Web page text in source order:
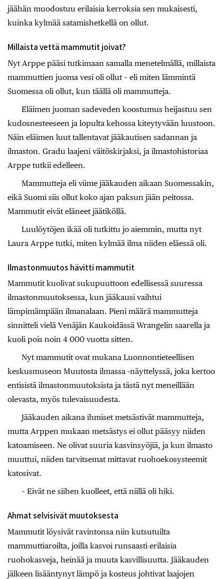
jäähän muodostuu erilaisia kerroksia sen mukaisesti,
kuinka kylmää satamishetkellä on ollut.
Millaista vettä mammutit joivat?
Nyt Arppe pääsi tutkimaan samalla menetelmällä, millaista
mammuttien juoma vesi oli ollut – eli miten lämmintä
Suomessa oli ollut, kun täällä oli mammutteja.
Eläimen juoman sadeveden koostumus heijastuu sen
kudosnesteeseen ja lopulta kehossa kiteytyvään luustoon.
Näin eläimen luut tallentavat jääkautisen sadannan ja
ilmaston. Gradu laajeni väitöskirjaksi, ja ilmastohistoriaa
Arppe tutkii edelleen.
Mammutteja eli viime jääkauden aikaan Suomessakin,
eikä Suomi siis ollut koko ajan paksun jään peitossa.
Mammutit eivät eläneet jäätiköllä.
Luulöytöjen ikää oli tutkittu jo aiemmin, mutta nyt
Laura Arppe tutki, miten kylmää ilma niiden eläessä oli.
Ilmastonmuutos hävitti mammutit
Mammutit kuolivat sukupuuttoon edellisessä suuressa
ilmastonmuutoksessa, kun jääkausi vaihtui
lämpimämpään ilmanalaan. Pieni määrä mammutteja
sinnitteli vielä Venäjän Kaukoidässä Wrangelin saarella ja
kuoli pois noin 4 000 vuotta sitten.
Nyt mammutit ovat mukana Luonnontieteellisen
keskusmuseon Muutosta ilmassa -näyttelyssä, joka kertoo
entisistä ilmastonmuutoksista ja tästä nyt meneillään
olevasta, myös tulevaisuudesta.
Jääkauden aikana ihmiset metsästivät mammutteja,
mutta Arppen mukaan metsästys ei ollut pääsyy niiden
katoamiseen. Ne olivat suuria kasvinsyöjiä, ja kun ilmasto
muuttui, niiden tarvitsemat mittavat ruohoekosysteemit
katosivat.
– Eivät ne siihen kuolleet, että niillä oli hiki.
Ahmat selvisivät muutoksesta
Mammutit löysivät ravintonsa niin kutsutuilta
mammuttiaroilta, joilla kasvoi runsaasti erilaisia
ruohokasveja, heinää ja muuta kasvillisuutta. Jääkauden
jälkeen lisääntynyt lämpö ja kosteus johtivat laajojen